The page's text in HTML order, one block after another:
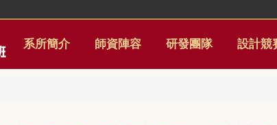
系所簡介 師資陣容 研發團隊 設計競